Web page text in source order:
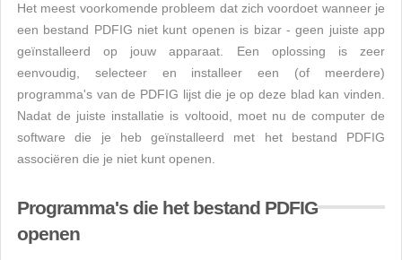
Het meest voorkomende probleem dat zich voordoet wanneer je
een bestand PDFIG niet kunt openen is bizar - geen juiste app
geïnstalleerd op jouw apparaat. Een oplossing is zeer
eenvoudig, selecteer en installeer een (of meerdere)
programma's van de PDFIG lijst die je op deze blad kan vinden.
Nadat de juiste installatie is voltooid, moet nu de computer de
software die je heb geïnstalleerd met het bestand PDFIG
associëren die je niet kunt openen.
Programma's die het bestand PDFIG
openen